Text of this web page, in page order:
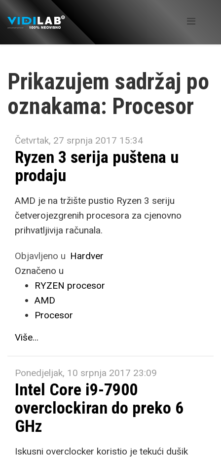
Prikazujem sadržaj po
oznakama: Procesor
Četvrtak, 27 srpnja 2017 15:34
Ryzen 3 serija puštena u
prodaju
AMD je na tržište pustio Ryzen 3 seriju
četverojezgrenih procesora za cjenovno
prihvatljivija računala.
Objavljeno u Hardver
Označeno u
RYZEN procesor
AMD
Procesor
Više...
Ponedjeljak, 10 srpnja 2017 23:09
Intel Core i9-7900
overclockiran do preko 6
GHz
Iskusni overclocker koristio je tekući dušik